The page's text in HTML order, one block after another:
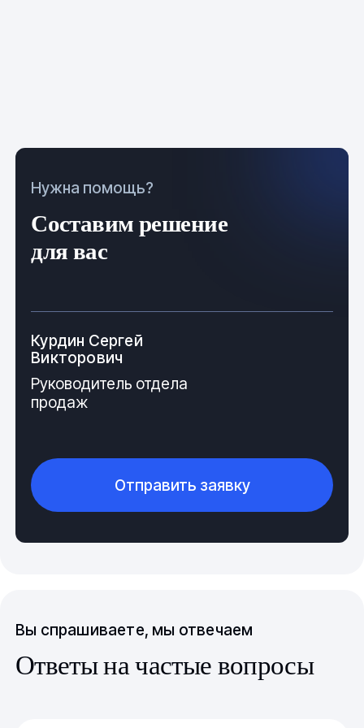
Нужна помощь?
Составим решение
для вас
Курдин Сергей
Викторович
Руководитель отдела
продаж
Отправить заявку
Вы спрашиваете, мы отвечаем
Ответы на частые вопросы